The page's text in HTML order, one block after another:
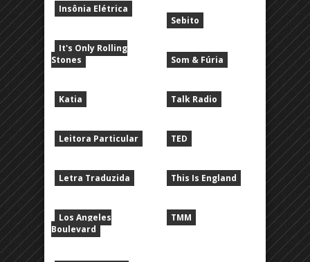
Insônia Elétrica
It's Only Rolling
Stones
Katia
Leitora Particular
Letra Traduzida
Los Angeles
Boulevard
Sebito
Som & Fúria
Talk Radio
TED
This Is England
TMM